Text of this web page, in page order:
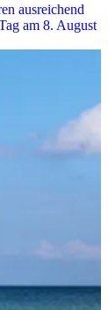
ausreichend
am 8. August